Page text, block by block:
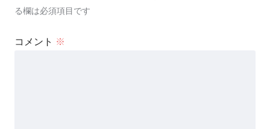
る欄は必須項目です
コメント ※